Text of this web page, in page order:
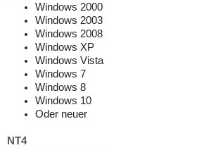
Windows 2000
Windows 2003
Windows 2008
Windows XP
Windows Vista
Windows 7
Windows 8
Windows 10
Oder neuer
NT4